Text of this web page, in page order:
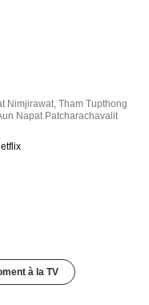
Nimjirawat ,Tham Tupthong
Napat Patcharachavalit
à la TV